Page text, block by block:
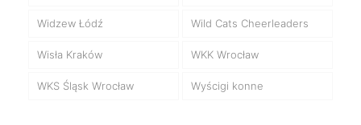
Widzew Łódź Wild Cats Cheerleaders
Wisła Kraków WKK Wrocław
WKS Śląsk Wrocław Wyścigi konne